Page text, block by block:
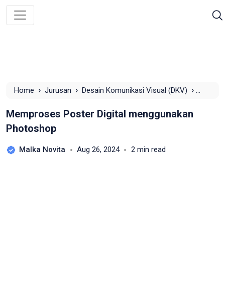
Home › Jurusan › Desain Komunikasi Visual (DKV) ›
Memproses Poster Digital menggunakan
Photoshop
Malka Novita Aug 26, 2024 2 min read